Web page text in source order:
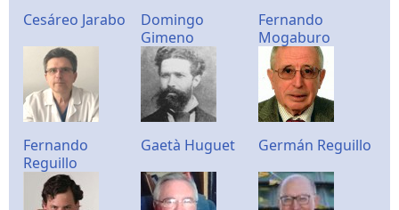
Cesáreo Jarabo
Domingo
Gimeno
Fernando
Mogaburo
Fernando
Reguillo
Gaetà Huguet Germán Reguillo